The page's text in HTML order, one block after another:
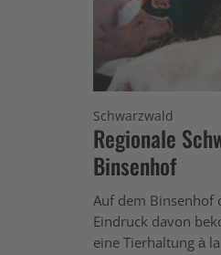
Schwarzwald
Regionale
Binsenhof
Auf dem Binsenhof
Eindruck davon
eine Tierhaltung à